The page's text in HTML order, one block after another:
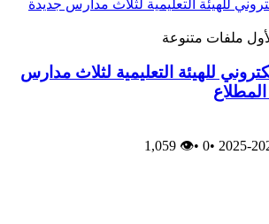
ملفات متنوعة
للهيئة التعليمية لثلاث مدارس
2025-
•
0
•
👁 1,059